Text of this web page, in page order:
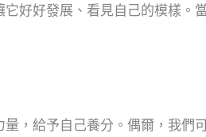
好好發展、看見自己的模樣。
，給予自己養分。偶爾，我們